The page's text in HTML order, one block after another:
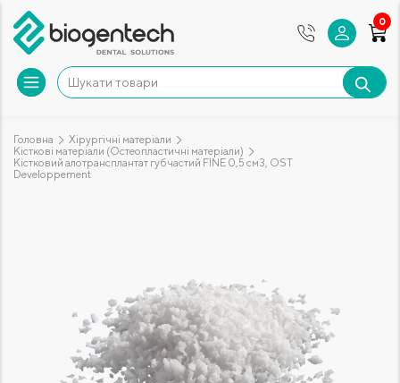
0
Головна
Хірургічні матеріали
Кісткові матеріали (Остеопластичні матеріали)
Кістковий алотрансплантат губчастий FINE 0,5 см3, OST
Developpement